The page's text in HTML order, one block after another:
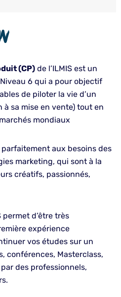
(CP) de l’ILMIS est un
6 qui a pour objectif
de piloter la vie d’un
sa mise en vente) tout en
mondiaux
aux besoins des
marketing, qui sont à la
créatifs, passionnés,
permet d’être très
expérience
vos études sur un
conférences, Masterclass,
des professionnels,